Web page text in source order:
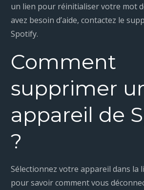
un lien pour réinitialiser votre mot
avez besoin d’aide, contactez le
Spotify.
Comment
supprimer
appareil de
?
Sélectionnez votre appareil dans la
pour savoir comment vous